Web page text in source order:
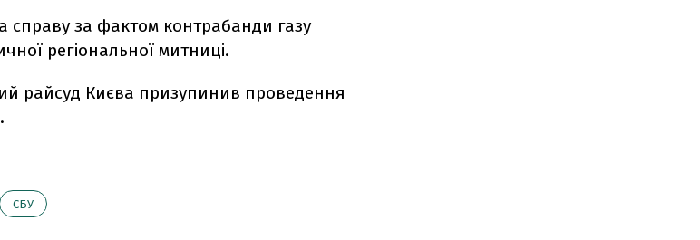
справу за фактом контрабанди газу
регіональної митниці.
райсуд Києва призупинив проведення
СБУ